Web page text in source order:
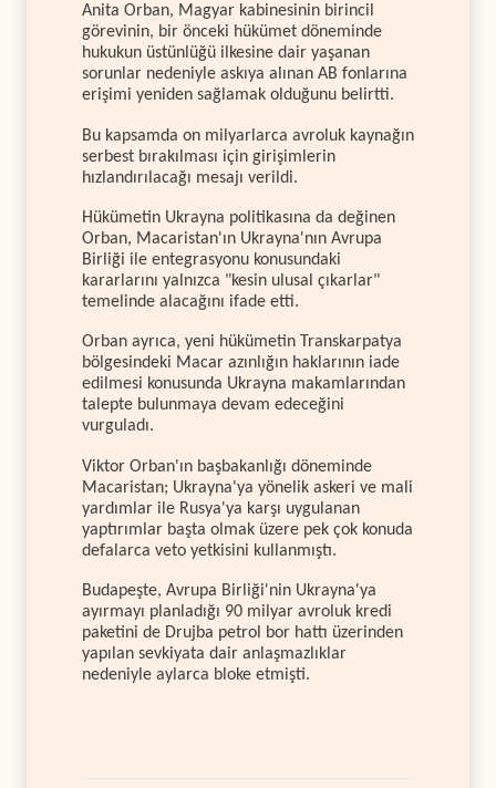
Anita Orban, Magyar kabinesinin birincil
görevinin, bir önceki hükümet döneminde
hukukun üstünlüğü ilkesine dair yaşanan
sorunlar nedeniyle askıya alınan AB fonlarına
erişimi yeniden sağlamak olduğunu belirtti.
Bu kapsamda on milyarlarca avroluk kaynağın
serbest bırakılması için girişimlerin
hızlandırılacağı mesajı verildi.
Hükümetin Ukrayna politikasına da değinen
Orban, Macaristan'ın Ukrayna'nın Avrupa
Birliği ile entegrasyonu konusundaki
kararlarını yalnızca "kesin ulusal çıkarlar"
temelinde alacağını ifade etti.
Orban ayrıca, yeni hükümetin Transkarpatya
bölgesindeki Macar azınlığın haklarının iade
edilmesi konusunda Ukrayna makamlarından
talepte bulunmaya devam edeceğini
vurguladı.
Viktor Orban'ın başbakanlığı döneminde
Macaristan; Ukrayna'ya yönelik askeri ve mali
yardımlar ile Rusya'ya karşı uygulanan
yaptırımlar başta olmak üzere pek çok konuda
defalarca veto yetkisini kullanmıştı.
Budapeşte, Avrupa Birliği'nin Ukrayna'ya
ayırmayı planladığı 90 milyar avroluk kredi
paketini de Drujba petrol bor hattı üzerinden
yapılan sevkiyata dair anlaşmazlıklar
nedeniyle aylarca bloke etmişti.